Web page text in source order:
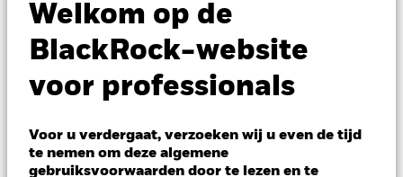
Welkom op de
BlackRock-website
voor professionals
Voor u verdergaat, verzoeken wij u even de tijd
te nemen om deze algemene
gebruiksvoorwaarden door te lezen en te
CEB0
CNY Bond UCITS
ETF